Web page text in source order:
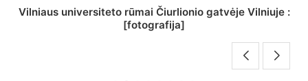
St. Batoro universiteto J. Pilsudskio kolegija :
[fotografija]